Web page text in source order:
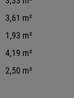
3,61 m²
1,93 m²
4,19 m²
2,50 m²